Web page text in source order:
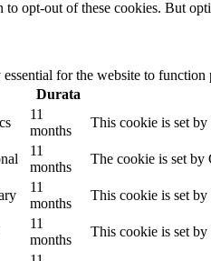
to opt-out of these cookies. But
for the website to
Durata
11
months
This cookie is set
11
months
The cookie is set by
11
months
This cookie is set
11
months
This cookie is set